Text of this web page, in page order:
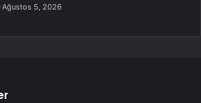
Ağustos 5, 2026